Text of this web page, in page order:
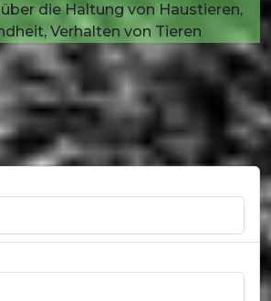
die Haltung von Haustieren,
Verhalten von Tieren